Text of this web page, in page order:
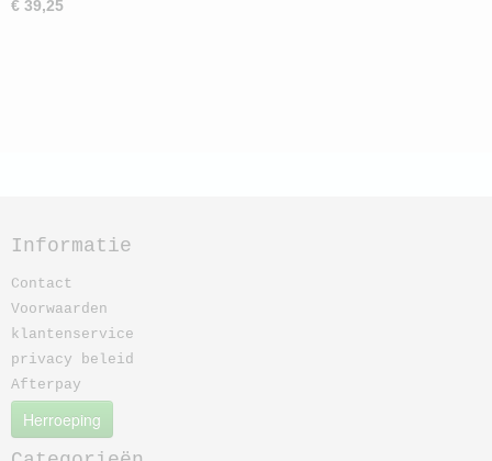
€ 39,25
Informatie
Contact
Voorwaarden
klantenservice
privacy beleid
Afterpay
Herroeping